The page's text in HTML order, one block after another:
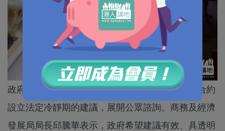
政府昨日發表諮詢文件，就美容和健身服務消費合約
設立法定冷靜期的建議，展開公眾諮詢。商務及經濟
發展局局長邱騰華表示，政府希望建議有效、具透明